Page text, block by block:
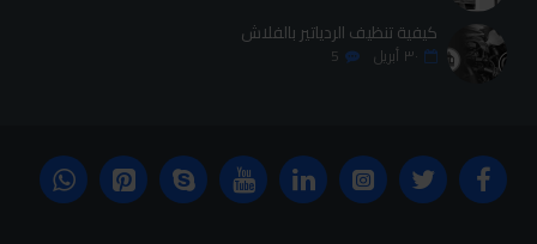
كيفية تنظيف الردياتير بالفلاش
٣٠ أبريل 5